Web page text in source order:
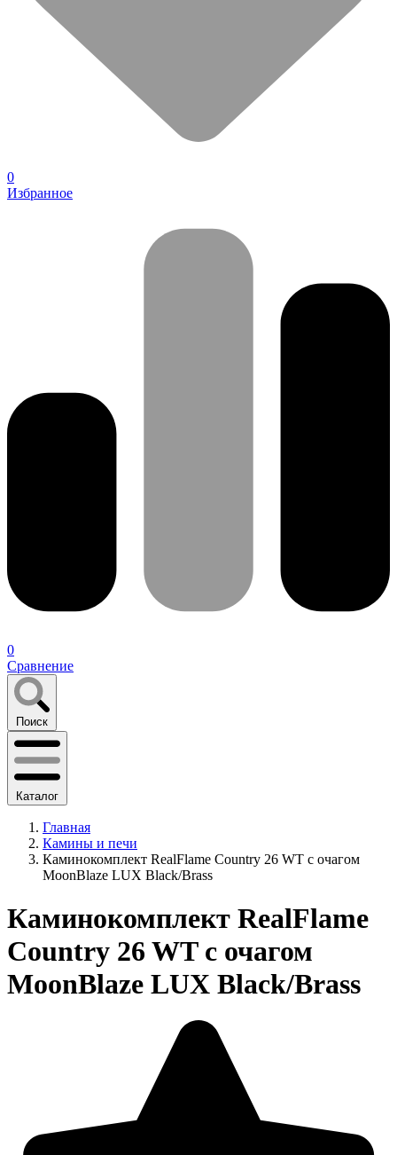
0
Избранное
0
Сравнение
Поиск
Каталог
Главная
Камины и печи
Каминокомплект RealFlame Country 26 WT с очагом
MoonBlaze LUX Black/Brass
Каминокомплект RealFlame
Country 26 WT с очагом
MoonBlaze LUX Black/Brass